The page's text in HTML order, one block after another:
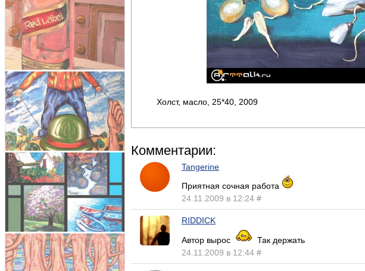
Холст, масло, 25*40, 2009
Комментарии:
Tangerine
Приятная сочная работа
24.11.2009 в 12:24 #
RIDDICK
Автор вырос
Так держать
24.11.2009 в 12:44 #